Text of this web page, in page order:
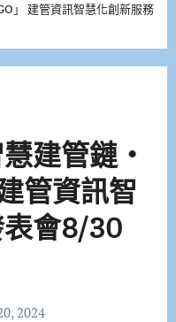
」 建管資訊智慧化創新服務
建管鏈‧
管資訊智
會8/30
2024